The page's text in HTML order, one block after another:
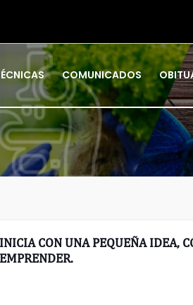
COMUNICADOS
CON UNA PEQUEÑA IDEA,